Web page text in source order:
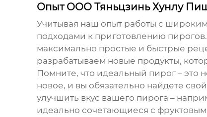
Опыт ООО Тяньцзинь Хунлу
Учитывая наш опыт работы с
подходами к приготовлению
максимально простые и быстрые
разрабатываем новые продукты,
Помните, что идеальный пирог – это
новое, и вы обязательно найдете
улучшить вкус вашего пирога –
идеально сочетающиеся с